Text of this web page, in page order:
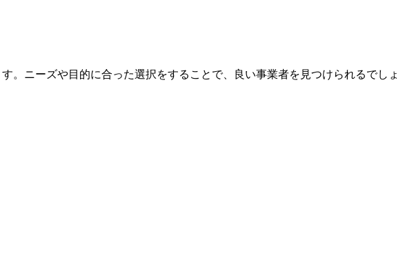
。ニーズや目的に合った選択をすることで、良い事業者を見つけられるでしょ